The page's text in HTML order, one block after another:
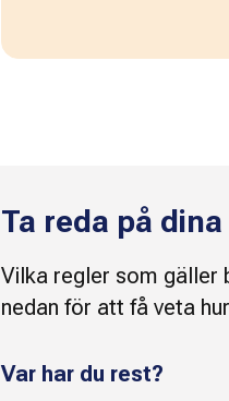
Ta reda på
Vilka regler som gäller
nedan för att få veta
Var har du rest?